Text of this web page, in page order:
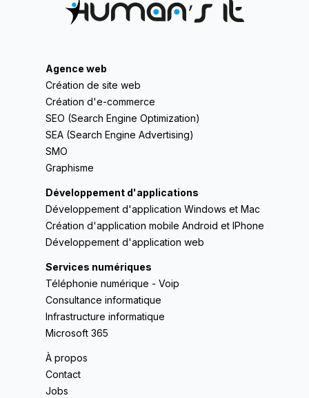
Agence web
Création de site web
Création d'e-commerce
SEO (Search Engine Optimization)
SEA (Search Engine Advertising)
SMO
Graphisme
Développement d'applications
Développement d'application Windows et Mac
Création d'application mobile Android et IPhone
Développement d'application web
Services numériques
Téléphonie numérique - Voip
Consultance informatique
Infrastructure informatique
Microsoft 365
À propos
Contact
Jobs